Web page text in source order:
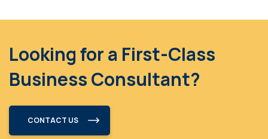
Looking for a First-Class
Business Consultant?
CONTACT US